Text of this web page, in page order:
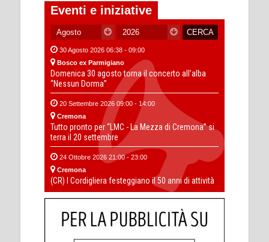
Eventi e iniziative
30 Agosto 2026 06:38 - 09:00
Bosco ex Parmigiano
Domenica 30 agosto torna il concerto all’alba
“Nessun Dorma”
20 Settembre 2026 09:00 - 14:00
Cremona
Tutto pronto per “LMC - La Mezza di Cremona” si
terra il 20 settembre
24 Ottobre 2026 21:00 - 23:00
Cremona
(CR) I Cordigliera festeggiano il 50 anni di attività